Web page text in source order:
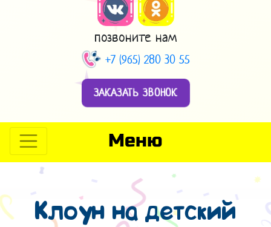
позвоните нам
+7 (965) 280 30 55
ЗАКАЗАТЬ ЗВОНОК
Меню
Клоун на детский